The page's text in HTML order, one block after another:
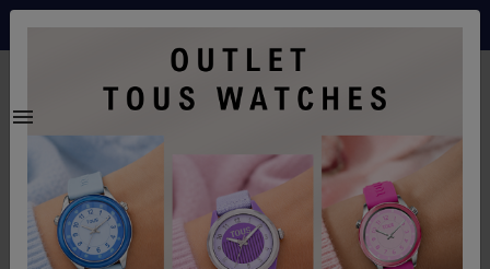
Envíos gratis a partir de 70€ a españa peninsular
Inicio Joyeria
Pendientes oro blanco brillantes tipo roseton -
E4817MW0